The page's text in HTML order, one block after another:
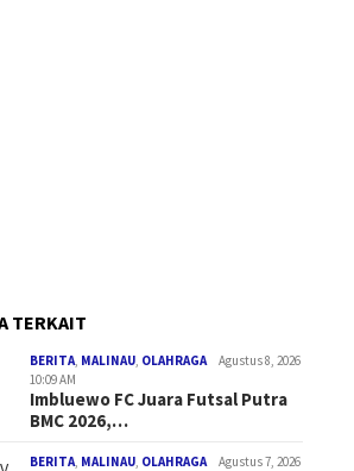
TERKAIT
BERITA, MALINAU, OLAHRAGA
Agustus 8, 2026
10:09 AM
Imbluewo FC Juara Futsal Putra
BMC 2026,…
BERITA, MALINAU, OLAHRAGA
Agustus 7, 2026